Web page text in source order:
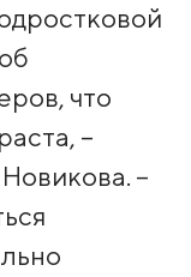
что
–
–